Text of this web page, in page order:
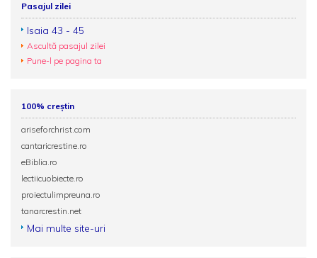
Pasajul zilei
Isaia 43 - 45
Ascultă pasajul zilei
Pune-l pe pagina ta
100% creștin
ariseforchrist.com
cantaricrestine.ro
eBiblia.ro
lectiicuobiecte.ro
proiectulimpreuna.ro
tanarcrestin.net
Mai multe site-uri